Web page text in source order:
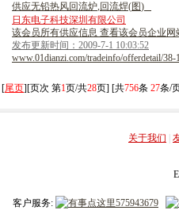
供应无铅热风回流炉, 回流焊(图)
日东电子科技深圳有限公司
该会员所有供应信息 查看该会员企业网
发布更新时间：2009-7-1 10:03:52
www.01dianzi.com/tradeinfo/offerdetail/
[尾页][页次 第1页/共28页] [共756条 27条/
关于我们
客户服务: